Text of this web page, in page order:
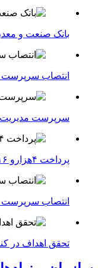
بانک صنعت و
انتصاب سرپرست
سرپرست مدیریت
پرداخت ۴هزارو ۴۱۶ میلیارد ریال خسارت جدید
انتصاب سرپرست
تحقق اهداف در